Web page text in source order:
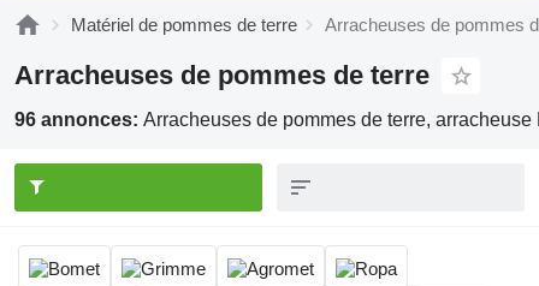
Matériel de pommes de terre Arracheuses de pommes
Arracheuses de pommes de terre
96 annonces: Arracheuses de pommes de terre, arracheuse